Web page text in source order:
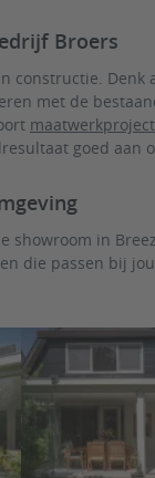
Broers
constructie. Denk
met de
goed aan
showroom in
die passen bij